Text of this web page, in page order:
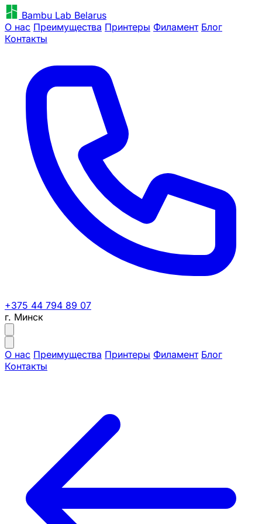
Bambu Lab Belarus
О нас Преимущества Принтеры Филамент Блог
Контакты
+375 44 794 89 07
г. Минск
О нас Преимущества Принтеры Филамент Блог
Контакты